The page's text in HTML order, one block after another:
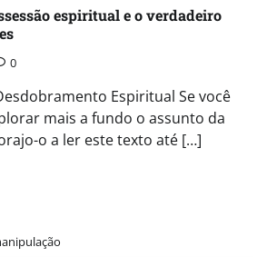
espiritual e o verdadeiro
0
Espiritual Se você
mais a fundo o assunto da
o a ler este texto até […]